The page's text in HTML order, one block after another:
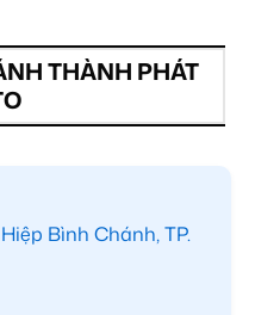
THÀNH PHÁT
Bình Chánh, TP.